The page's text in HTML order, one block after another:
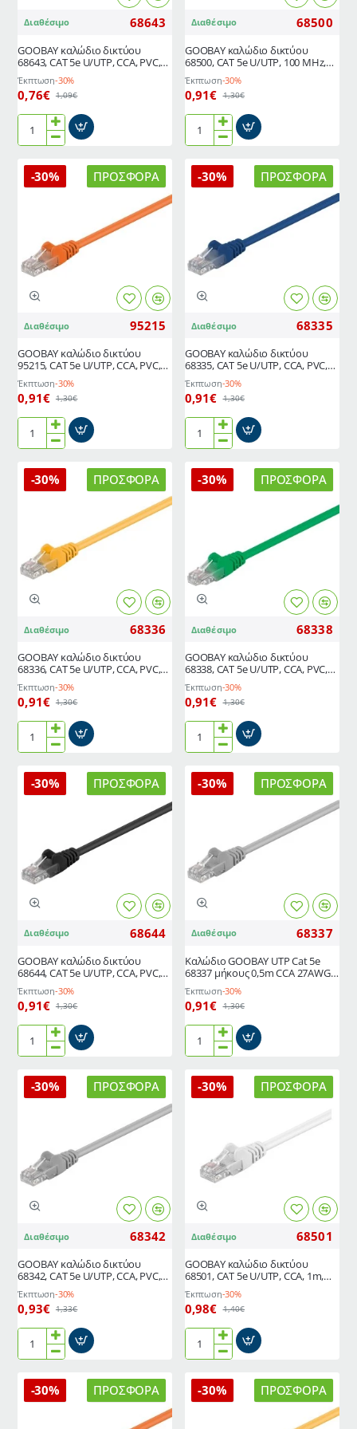
Διαθέσιμο 68643
GΟOBAY καλώδιο δικτύου
68643, CAT 5e U/UTP, CCA, PVC,
0.5m, μαύρο
Έκπτωση-30%
0,76€ 1,09€
GΟOBAY
δικτύου
68643,
CCA,
PVC,
0.5m,
μαύρο
Διαθέσιμο 68500
GOOBAY καλώδιο δικτύου
68500, CAT 5e U/UTP, 100 MHz,
CCA, 0.5m, λευκό
Έκπτωση-30%
0,91€ 1,30€
GOOBAY
δικτύου
68500,
MHz,
CCA,
0.5m,
ΠΡΟΣΦΟΡΆ
-30%
Διαθέσιμο 95215
GOOBAY καλώδιο δικτύου
95215, CAT 5e U/UTP, CCA, PVC,
0.5m, πορτοκαλί
Έκπτωση-30%
0,91€ 1,30€
GOOBAY
δικτύου
95215,
CCA,
PVC,
0.5m,
πορτοκαλί
ΠΡΟΣΦΟΡΆ
-30%
Διαθέσιμο 68335
GΟOBAY καλώδιο δικτύου
68335, CAT 5e U/UTP, CCA, PVC,
0.5m, μπλε
Έκπτωση-30%
0,91€ 1,30€
GΟOBAY
δικτύου
68335,
PVC,
0.5m,
μπλε
ΠΡΟΣΦΟΡΆ
-30%
Διαθέσιμο 68336
GΟOBAY καλώδιο δικτύου
68336, CAT 5e U/UTP, CCA, PVC,
0,5m, κίτρινο
Έκπτωση-30%
0,91€ 1,30€
GΟOBAY
δικτύου
68336,
CCA,
PVC,
0,5m,
κίτρινο
ΠΡΟΣΦΟΡΆ
-30%
Διαθέσιμο 68338
GΟOBAY καλώδιο δικτύου
68338, CAT 5e U/UTP, CCA, PVC,
0.5m, πράσινο
Έκπτωση-30%
0,91€ 1,30€
GΟOBAY
δικτύου
68338,
CCA,
PVC,
0.5m,
πράσινο
ΠΡΟΣΦΟΡΆ
-30%
Διαθέσιμο 68644
GΟOBAY καλώδιο δικτύου
68644, CAT 5e U/UTP, CCA, PVC,
1m, μαύρο
Έκπτωση-30%
0,91€ 1,30€
GΟOBAY
δικτύου
68644,
CCA,
PVC,
1m,
μαύρο
ΠΡΟΣΦΟΡΆ
-30%
Διαθέσιμο 68337
Καλώδιο GΟOBAY UTP Cat 5e
68337 μήκους 0,5m CCA 27AWG
PVC γκρι
Έκπτωση-30%
0,91€ 1,30€
Καλώδιο
UTP
Cat
0,5m
CCA
PVC
ΠΡΟΣΦΟΡΆ
-30%
Διαθέσιμο 68342
GΟOBAY καλώδιο δικτύου
68342, CAT 5e U/UTP, CCA, PVC,
1m, γκρι
Έκπτωση-30%
0,93€ 1,33€
GΟOBAY
δικτύου
68342,
ΠΡΟΣΦΟΡΆ
-30%
Διαθέσιμο 68501
GOOBAY καλώδιο δικτύου
68501, CAT 5e U/UTP, CCA, 1m,
λευκό
Έκπτωση-30%
0,98€ 1,40€
GOOBAY
δικτύου
68501,
ΠΡΟΣΦΟΡΆ
-30% ΠΡΟΣΦΟΡΆ
-30%